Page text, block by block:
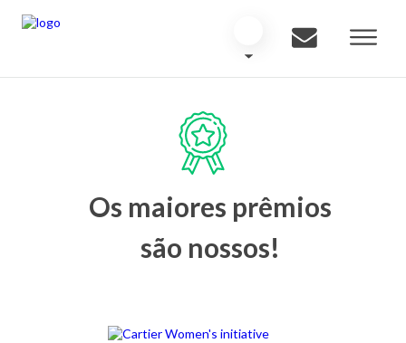
Os maiores prêmios
são nossos!